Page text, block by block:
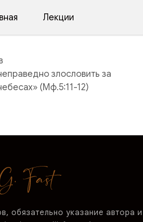
Лекции
злословить за
(Мф.5:11-12)
обязательно указание автора